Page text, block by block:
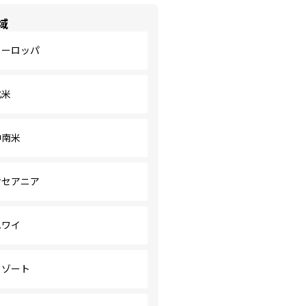
ロッパ
米
アニア
イ
ート